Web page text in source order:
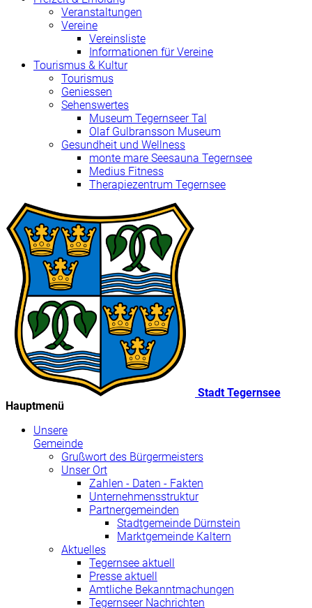
Veranstaltungen
Vereine
Vereinsliste
Informationen für Vereine
Tourismus & Kultur
Tourismus
Geniessen
Sehenswertes
Museum Tegernseer Tal
Olaf Gulbransson Museum
Gesundheit und Wellness
monte mare Seesauna Tegernsee
Medius Fitness
Therapiezentrum Tegernsee
Stadt Tegernsee
Hauptmenü
Unsere
Gemeinde
Grußwort des Bürgermeisters
Unser Ort
Zahlen - Daten - Fakten
Unternehmensstruktur
Partnergemeinden
Stadtgemeinde Dürnstein
Marktgemeinde Kaltern
Aktuelles
Tegernsee aktuell
Presse aktuell
Amtliche Bekanntmachungen
Tegernseer Nachrichten